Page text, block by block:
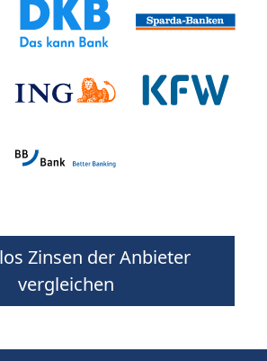
Zinsen der Anbieter
vergleichen